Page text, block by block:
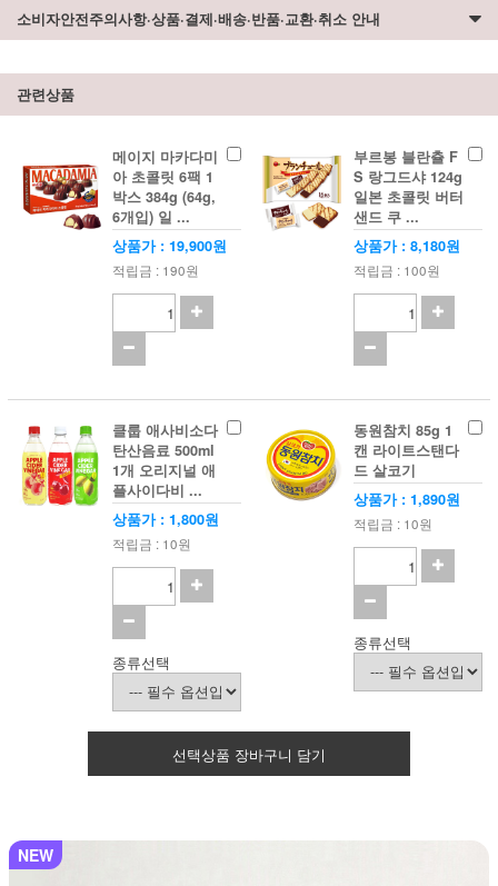
소비자안전주의사항·상품·결제·배송·반품·교환·취소 안내
관련상품
메이지 마카다미
아 초콜릿 6팩 1
박스 384g (64g,
6개입) 일 ...
상품가 : 19,900원
적립금 : 190원
부르봉 블란츌 F
S 랑그드샤 124g
일본 초콜릿 버터
샌드 쿠 ...
상품가 : 8,180원
적립금 : 100원
클룹 애사비소다
탄산음료 500ml
1개 오리지널 애
플사이다비 ...
상품가 : 1,800원
적립금 : 10원
종류선택
동원참치 85g 1
캔 라이트스탠다
드 살코기
상품가 : 1,890원
적립금 : 10원
종류선택
선택상품 장바구니 담기
NEW